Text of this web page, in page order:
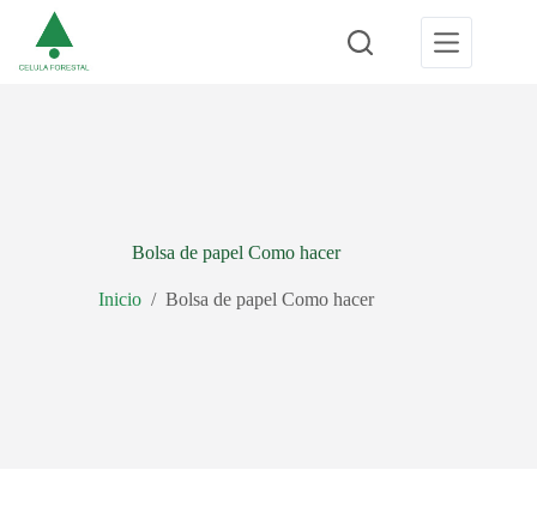
contenido
Bolsa de papel Como hacer
Inicio / Bolsa de papel Como hacer